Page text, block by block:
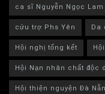
ca sĩ Nguyễn Ngọc Lam
cứu trợ Phs Yên
Da
Hội nghị tổng kết
Hội Nạn nhân chất độc
Hội thiện nguyện Đà